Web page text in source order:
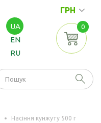
ГРН
UA
EN
RU
0
Насіння кунжуту 500 г